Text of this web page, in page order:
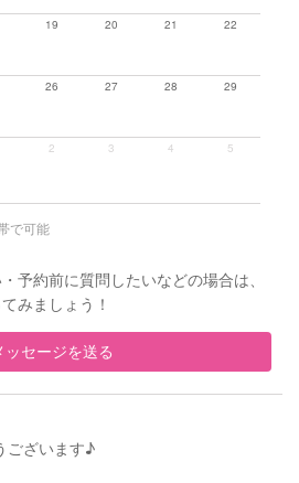
19 20 21 22
26 27 28 29
2 3 4 5
で可能
予約前に質問したいなどの場合は、
みましょう！
ッセージを送る
ございます♪